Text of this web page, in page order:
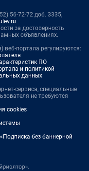
56-72-72 доб. 3335,
за достоверность
объявлениях.
веб-портала регулируются:
ПО
и политикой
данных
сервиса, специальные
не требуются
cookies
без баннерной